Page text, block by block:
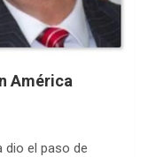
América
dio el paso de